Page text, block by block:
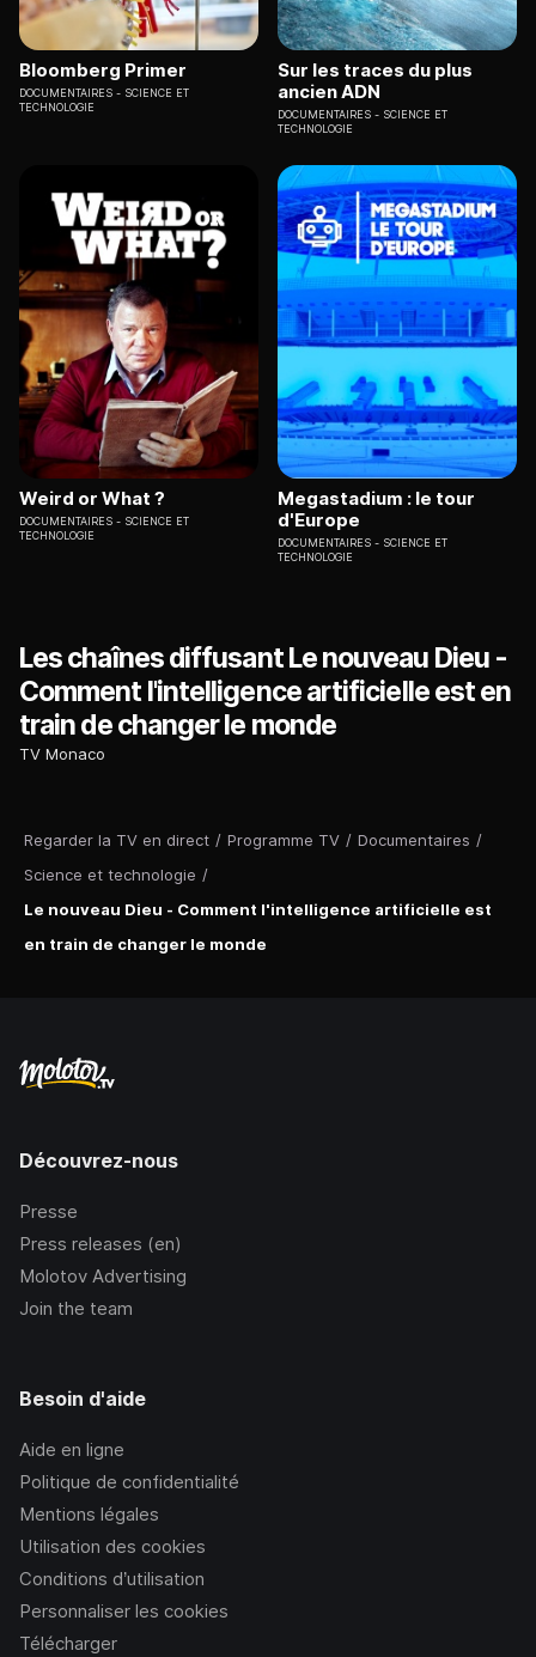
Regarder la TV en direct / Programme TV / Documentaires /
Science et technologie /
Le nouveau Dieu - Comment l'intelligence artificielle est
en train de changer le monde
Bloomberg Primer
DOCUMENTAIRES
SCIENCE ET
TECHNOLOGIE
Sur les traces du plus
ancien ADN
DOCUMENTAIRES
SCIENCE ET
TECHNOLOGIE
Weird or What ?
DOCUMENTAIRES
SCIENCE ET
TECHNOLOGIE
Megastadium : le tour
d'Europe
DOCUMENTAIRES
SCIENCE ET
TECHNOLOGIE
Les chaînes diffusant Le nouveau Dieu -
Comment l'intelligence artificielle est en
train de changer le monde
TV Monaco
Découvrez-nous
Presse
Press releases (en)
Molotov Advertising
Join the team
Besoin d'aide
Aide en ligne
Politique de confidentialité
Mentions légales
Utilisation des cookies
Conditions d’utilisation
Personnaliser les cookies
Télécharger